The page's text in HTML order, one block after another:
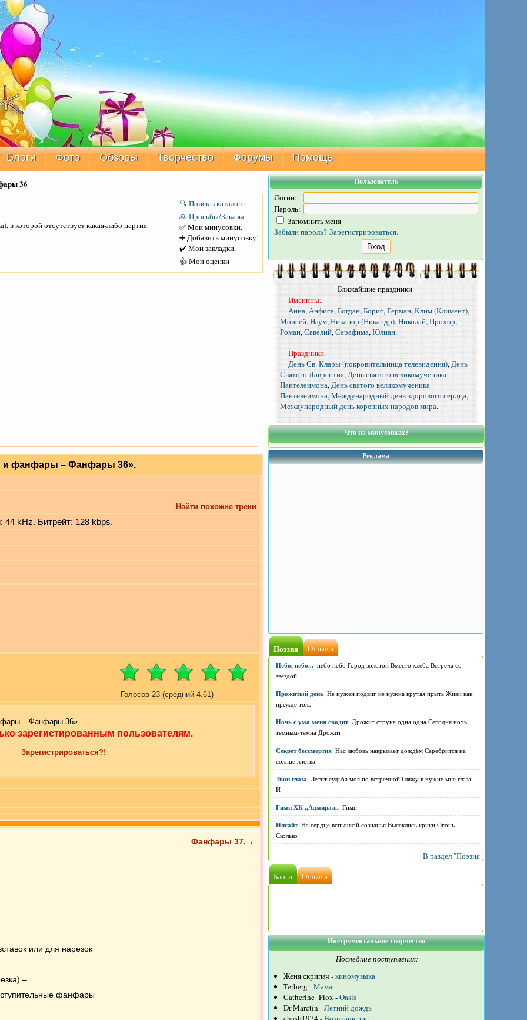
Блоги Фото Обзоры Творчество Форумы Помощь
36
в которой отсутствует какая-либо партия
🔍 Поиск в каталоге
🙏 Просьбы/Заказы
✅ Мои минусовки.
➕ Добавить минусовку!
✔️ Мои закладки.
👍 Мои оценки
и фанфары – Фанфары 36».
Найти похожие треки
44 kHz. Битрейт: 128 kbps.
Голосов 23 (средний 4.61)
– Фанфары 36».
зарегистированным пользователям.
Зарегистрироваться?!
Фанфары 37.→
или для нарезок
–
фанфары
Пользователь
Логин:
Пароль:
Запомнить меня
Забыли пароль? Зарегистрироваться.
Ближайшие праздники
Именины.
Анна,Анфиса,Богдан,Борис,Герман,Клим (Климент),
Моисей,Наум,Никанор (Никандр),Николай,Прохор,
Роман,Савелий,Серафима,Юлиан.
Праздники.
День Св. Клары (покровительница телевидения),День
Святого Лаврентия,День святого великомученика
Пантелеимона,День святого великомученика
Пантелеимона,Международный день здорового сердца,
Международный день коренных народов мира.
Что на минусовках?
Реклама
Поэзия Отзывы
Небо, небо... небо небо Город золотой Вместо хлеба Встреча со
звездой
Прожитый день Не нужен подвиг не нужна крутая прыть Живи как
прежде толь
Ночь с ума меня сводит Дрожит струна одна одна Сегодня ночь
темным-темна Дрожит
Секрет бессмертия Нас любовь накрывает дождём Серебрится на
солнце листва
Твои глаза Летит судьба моя по встречной Гляжу в чужие мне глаза
И
Гимн ХК ,,Адмирал,, Гимн
Инсайт На сердце вспышкой сознанья Высеклись крики Огонь
Сколько
В раздел "Поэзия"
Блоги
Отзывы
Инструментальное творчество
Последние поступления:
Женя скрипач -киномузыка
Terberg -Мама
Catherine_Flox -Oasis
Dr Marctin -Летний дождь